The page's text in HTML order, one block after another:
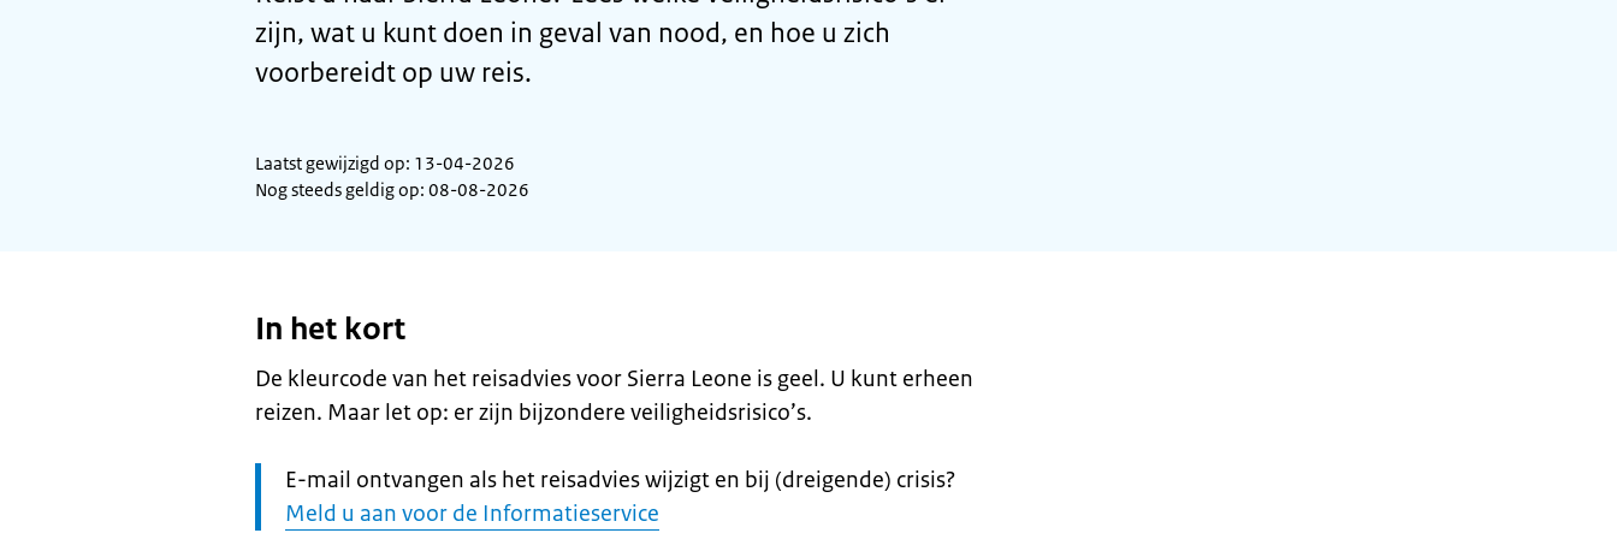
zijn, wat u kunt doen in geval van nood, en hoe u zich
voorbereidt op uw reis.
Laatst gewijzigd op: 13-04-2026
Nog steeds geldig op: 08-08-2026
In het kort
De kleurcode van het reisadvies voor Sierra Leone is geel. U kunt erheen
reizen. Maar let op: er zijn bijzondere veiligheidsrisico’s.
Let
op:
E-mail ontvangen als het reisadvies wijzigt en bij (dreigende) crisis?
Meld u aan voor de Informatieservice